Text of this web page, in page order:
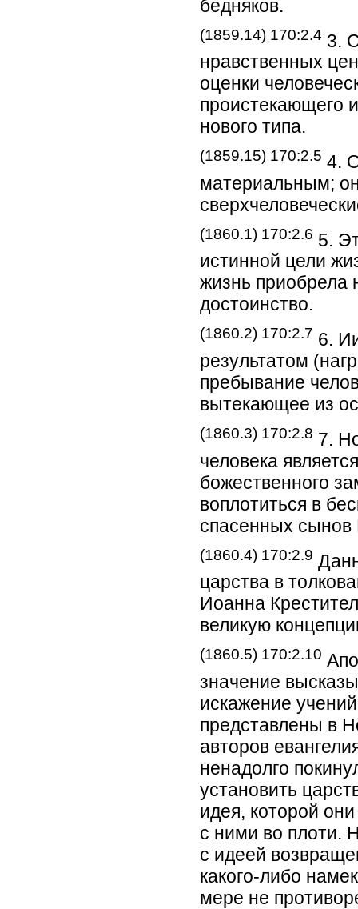
бедняков.
(1859.14) 170:2.4 3.
нравственных
оценки
проистекающего
нового типа.
(1859.15) 170:2.5 4.
материальным;
(1860.1) 170:2.6 5.
истинной цели
жизнь приобрела
достоинство.
(1860.2) 170:2.7 6.
результатом
пребывание
вытекающее из
(1860.3) 170:2.8 7.
человека
божественного
воплотиться в
спасенных сынов
(1860.4) 170:2.9
царства в
Иоанна
великую
(1860.5) 170:2.10
значение
искажение
представлены в
авторов
ненадолго
установить
идея, которой
с ними во плоти.
с идеей
какого-либо
мере не